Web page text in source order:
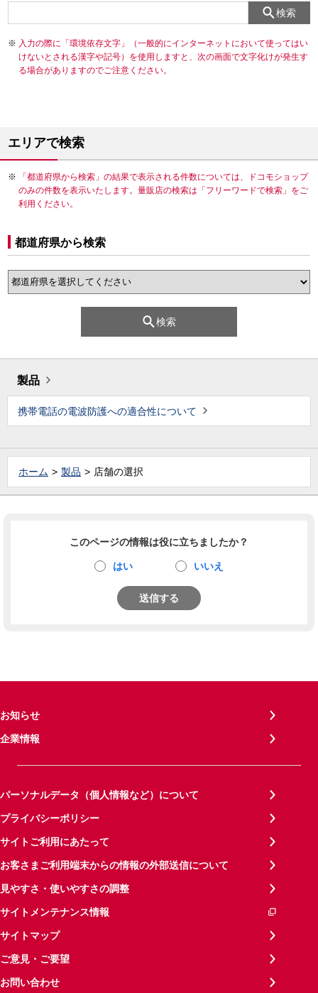
検索
入力の際に「環境依存文字」（一般的にインターネットにおいて使ってはい
けないとされる漢字や記号）を使用しますと、次の画面で文字化けが発生す
る場合がありますのでご注意ください。
エリアで検索
「都道府県から検索」の結果で表示される件数については、ドコモショップ
のみの件数を表示いたします。量販店の検索は「フリーワードで検索」をご
利用ください。
都道府県から検索
検索
製品
携帯電話の電波防護への適合性について
ホーム 製品 店舗の選択
このページの情報は役に立ちましたか？
はい いいえ
送信する
お知らせ
企業情報
パーソナルデータ（個人情報など）について
プライバシーポリシー
サイトご利用にあたって
お客さまご利用端末からの情報の外部送信について
見やすさ・使いやすさの調整
サイトメンテナンス情報
サイトマップ
ご意見・ご要望
お問い合わせ